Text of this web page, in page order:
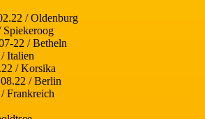
/ Oldenburg
22 / Betheln
Italien
/ Korsika
/ Berlin
Frankreich